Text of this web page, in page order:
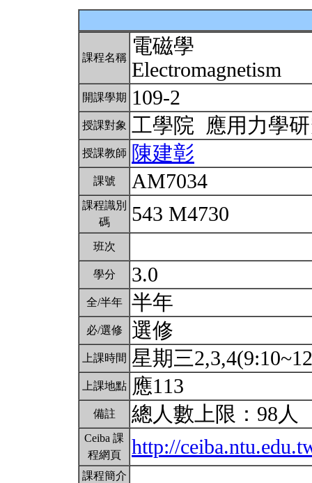
課程名稱
電磁學
Electromagnetism
開課學期 109-2
授課對象 工學院 應用力學
授課教師 陳建彰
課號 AM7034
課程識別
碼
543 M4730
班次
學分 3.0
全/半年 半年
必/選修 選修
上課時間 星期三
上課地點 應113
備註 總人數上限：98人
Ceiba 課
程網頁
http://
課程簡介